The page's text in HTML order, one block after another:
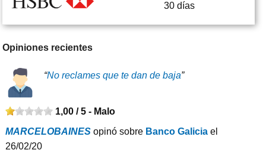
30 días
Opiniones recientes
“No reclames que te dan de baja”
1,00 / 5 - Malo
MARCELOBAINES opinó sobre Banco Galicia el
26/02/20